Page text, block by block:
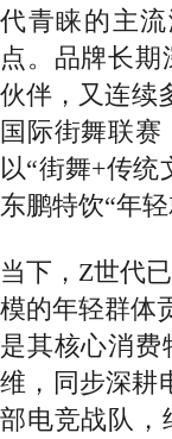
代青睐的主
点。品牌长
伙伴，又连续
国际街舞联
以“街舞+传
东鹏特饮“年
当下， Z世代
模的年轻群体
是其核心消费
维，同步深耕
部电竞战队，